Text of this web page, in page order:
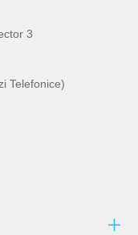
3
Telefonice)